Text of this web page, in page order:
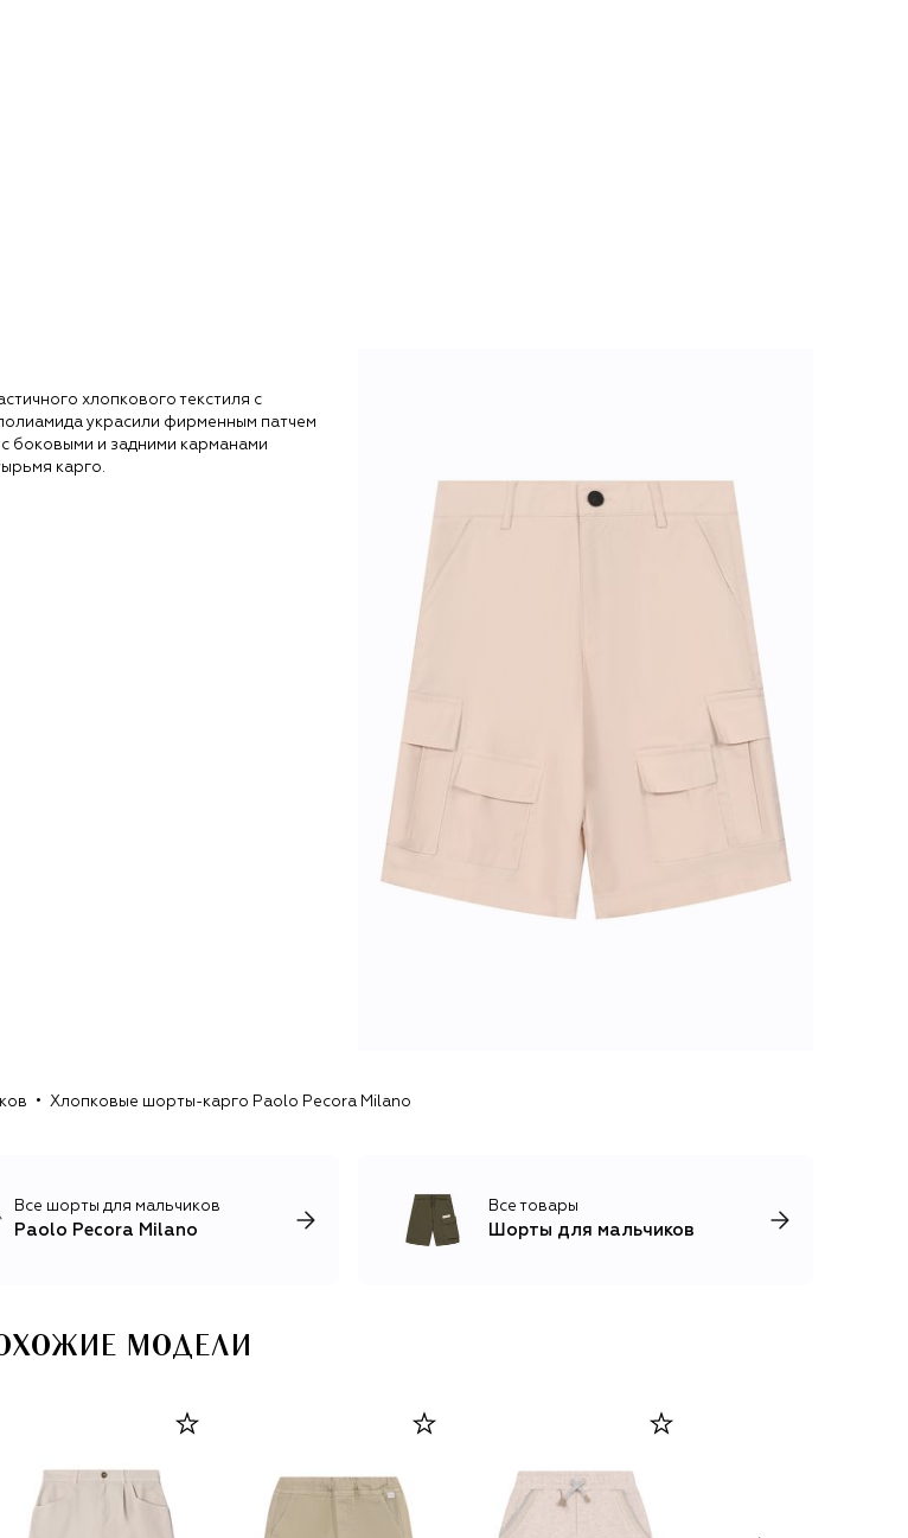
хлопкового текстиля с
украсили фирменным патчем
боковыми и задними карманами
карго.
Хлопковые шорты-карго Paolo Pecora Milano
Все шорты для мальчиков
Paolo Pecora Milano
Все товары
Шорты для мальчиков
МОДЕЛИ